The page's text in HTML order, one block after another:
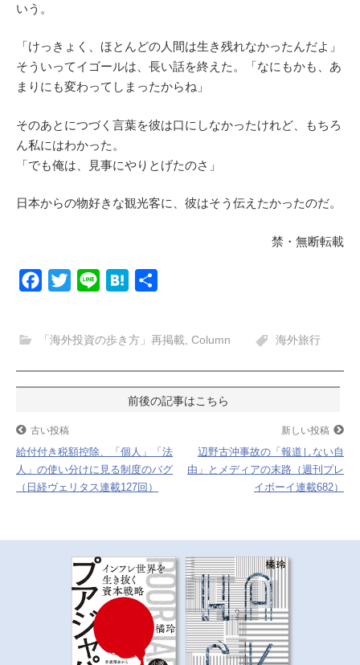
いう。
「けっきょく、ほとんどの人間は生き残れなかったんだよ」
そういってイゴールは、長い話を終えた。「なにもかも、あ
まりにも変わってしまったからね」
そのあとにつづく言葉を彼は口にしなかったけれど、もちろ
ん私にはわかった。
「でも俺は、見事にやりとげたのさ」
日本からの物好きな観光客に、彼はそう伝えたかったのだ。
禁・無断転載
b
o
k
t
t
e
e
e
n
a
「海外投資の歩き方」再掲載, Column 海外旅行
稿
ナ
ゲ
古い投稿
給付付き税額控除、「個人」「法
人」の使い分けに見る制度のバグ
（日経ヴェリタス連載127回）
新しい投稿
辺野古沖事故の「報道しない自
由」とメディアの末路（週刊プレ
イボーイ連載682）